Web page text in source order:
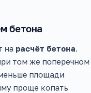
бетона
на расчёт бетона.
том же поперечном
площади
проще копать